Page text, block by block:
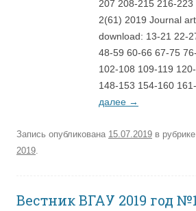
207 208-215 216-223
2(61) 2019 Journal
download: 13-21 22-
48-59 60-66 67-75
102-108 109-119
148-153 154-160
далее →
Запись опубликована 15.07.2019 в рубрике
2019
Вестник ВГАУ 2019 год